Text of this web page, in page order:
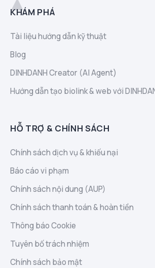
KHÁM PHÁ
Tài liệu hướng dẫn kỹ thuật
Blog
DINHDANH Creator (AI Agent)
Hướng dẫn tạo biolink & web với
HỖ TRỢ & CHÍNH SÁCH
Chính sách dịch vụ & khiếu nại
Báo cáo vi phạm
Chính sách nội dung (AUP)
Chính sách thanh toán & hoàn tiền
Thông báo Cookie
Tuyên bố trách nhiệm
Chính sách bảo mật